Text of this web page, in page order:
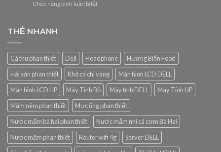
Pin
and
pre-
match
betting
Chức năng bình luận bị tắtở
Spiel
eintauchen
und
clever
profitieren
THẺ NHANH
Cá thu phan thiết Dell Headphone
Hương Biển Food
Hải sản phan thiết
Khô cá chỉ vàng
Màn hình LCD DELL
Màn hình LCD HP
Máy Tính Bộ Máy tính DELL
Máy Tính HP
Măm nêm phan thiết
Mực ống phan thiết
Nước mắm bà hai phan thiết
Nước mắm nhỉ cá cơm Bà Hai
Nước mắm phan thiết
Router wifi 4g
Server DELL